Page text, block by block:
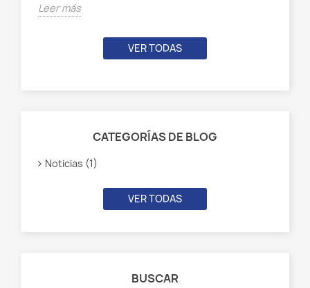
Leer más
VER TODAS
CATEGORÍAS DE BLOG
Noticias (1)
VER TODAS
BUSCAR